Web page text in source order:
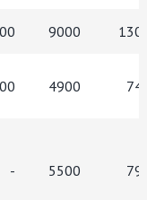
9000
4900
- 5500